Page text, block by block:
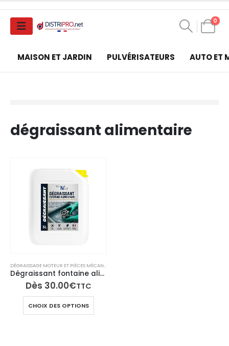
0
MAISON ET JARDIN PULVÉRISATEURS AUTO ET
dégraissant alimentaire
Dégraissant fontaine alimentaire en phase aqueuse
Dès 30.00€TTC
CHOIX DES OPTIONS
produit